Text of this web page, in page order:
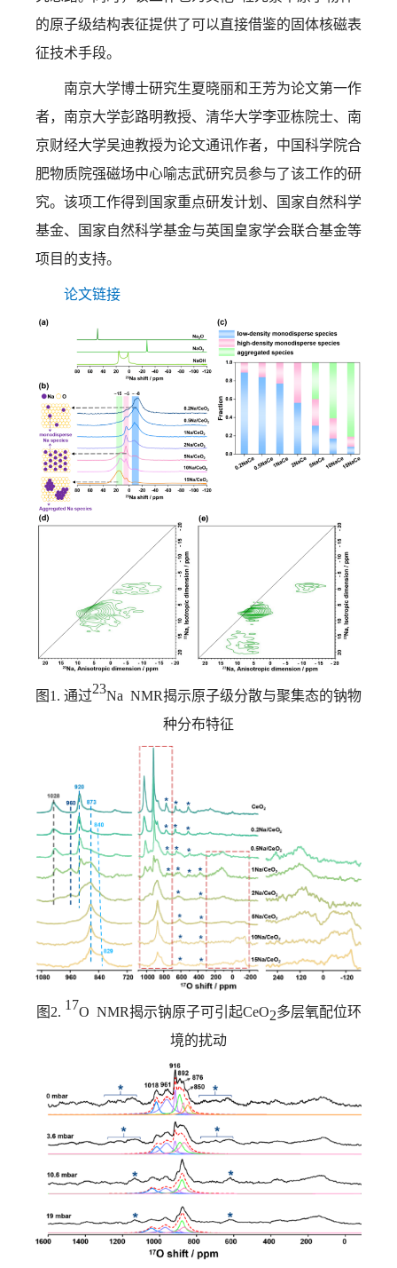
的原子级结构表征提供了可以直接借鉴的固体核磁表
征技术手段。
南京大学博士研究生夏晓丽和王芳为论文第一作
者，南京大学彭路明教授、清华大学李亚栋院士、南
京财经大学吴迪教授为论文通讯作者，中国科学院合
肥物质院强磁场中心喻志武研究员参与了该工作的研
究。该项工作得到国家重点研发计划、国家自然科学
基金、国家自然科学基金与英国皇家学会联合基金等
项目的支持。
论文链接
图 1. 通过23Na NMR揭示原子级分散与聚集态的钠物
种分布特征
图 2. 17O NMR揭示钠原子可引起CeO2多层氧配位环
境的扰动